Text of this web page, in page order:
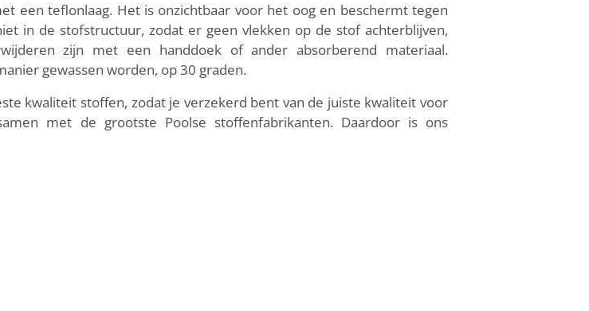
een teflonlaag. Het is onzichtbaar voor het oog en beschermt tegen
in de stofstructuur, zodat er geen vlekken op de stof achterblijven,
zijn met een handdoek of ander absorberend materiaal.
gewassen worden, op 30 graden.
kwaliteit stoffen, zodat je verzekerd bent van de juiste kwaliteit voor
met de grootste Poolse stoffenfabrikanten. Daardoor is ons